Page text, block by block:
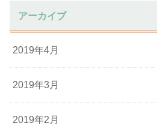
アーカイブ
2019年4月
2019年3月
2019年2月